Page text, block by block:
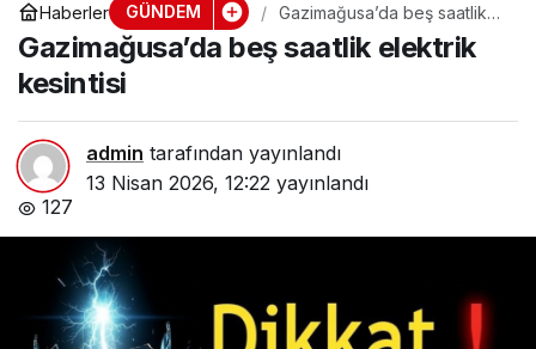
Haberler GÜNDEM
Gazimağusa’da beş saatlik
elektrik kesintisi
Gazimağusa’da beş saatlik elektrik
kesintisi
admin tarafından yayınlandı
13 Nisan 2026, 12:22 yayınlandı
127